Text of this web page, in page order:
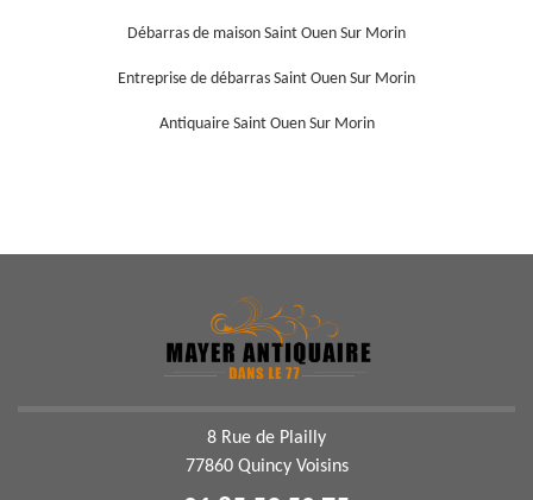
Débarras de maison Saint Ouen Sur Morin
Entreprise de débarras Saint Ouen Sur Morin
Antiquaire Saint Ouen Sur Morin
8 Rue de Plailly
77860 Quincy Voisins